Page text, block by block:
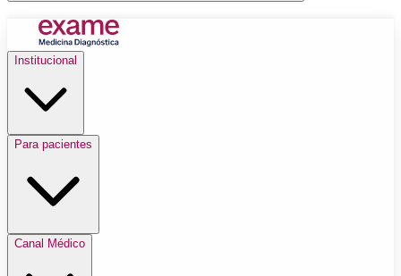
Institucional
Para pacientes
Canal Médico